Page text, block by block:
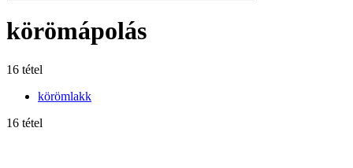
körömápolás
16 tétel
körömlakk
16 tétel